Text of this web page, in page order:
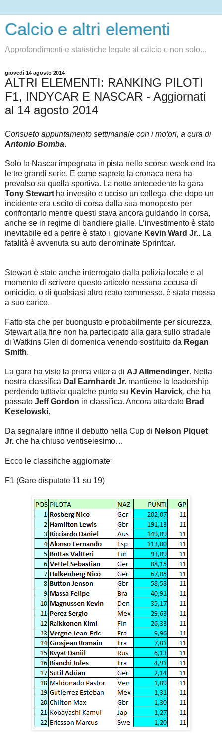
Calcio e altri elementi
Approfondimenti e statistiche legate al calcio e non solo...
giovedì 14 agosto 2014
ALTRI ELEMENTI: RANKING PILOTI
F1, INDYCAR E NASCAR - Aggiornati
al 14 agosto 2014
Consueto appuntamento settimanale con i motori, a cura di
Antonio Bomba.
Solo la Nascar impegnata in pista nello scorso week end tra
le tre grandi serie. E come saprete la cronaca nera ha
prevalso su quella sportiva. La notte antecedente la gara
Tony Stewart ha investito e ucciso un collega, che dopo un
incidente era uscito di corsa dalla sua monoposto per
confrontarlo mentre questi stava ancora guidando in corsa,
anche se in regime di bandiere gialle. L’investimento è stato
inevitabile ed a perire è stato il giovane Kevin Ward Jr.. La
fatalità è avvenuta su auto denominate Sprintcar.
Stewart è stato anche interrogato dalla polizia locale e al
momento di scrivere questo articolo nessuna accusa di
omicidio, o di qualsiasi altro reato commesso, è stata mossa
a suo carico.
Fatto sta che per buongusto e probabilmente per sicurezza,
Stewart alla fine non ha partecipato alla gara sullo stradale
di Watkins Glen di domenica venendo sostituito da Regan
Smith.
La gara ha visto la prima vittoria di AJ Allmendinger. Nella
nostra classifica Dal Earnhardt Jr. mantiene la leadership
perdendo tuttavia qualche punto su Kevin Harvick, che ha
passato Jeff Gordon in classifica. Ancora attardato Brad
Keselowski.
Da segnalare infine il debutto nella Cup di Nelson Piquet
Jr. che ha chiuso ventiseiesimo…
Ecco le classifiche aggiornate:
F1 (Gare disputate 11 su 19)